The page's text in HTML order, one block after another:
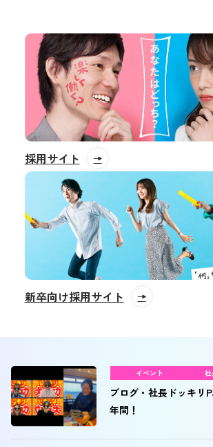
採用サイト
新卒向け採用サイト
イベント 社
ブログ・社長ドッキリ
年間！